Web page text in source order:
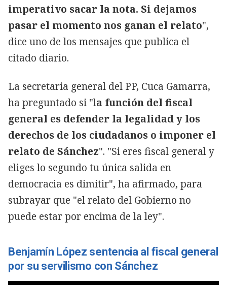
imperativo sacar la nota. Si dejamos
pasar el momento nos ganan el relato",
dice uno de los mensajes que publica el
citado diario.
La secretaria general del PP, Cuca Gamarra,
ha preguntado si "la función del fiscal
general es defender la legalidad y los
derechos de los ciudadanos o imponer el
relato de Sánchez". "Si eres fiscal general y
eliges lo segundo tu única salida en
democracia es dimitir", ha afirmado, para
subrayar que "el relato del Gobierno no
puede estar por encima de la ley".
Benjamín López sentencia al fiscal general
por su servilismo con Sánchez